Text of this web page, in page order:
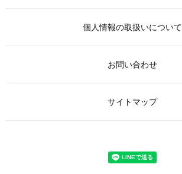
個人情報の取扱いについて
お問い合わせ
サイトマップ